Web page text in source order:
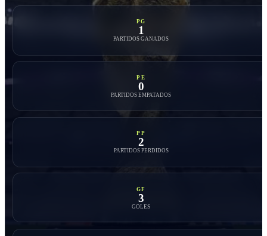
PG
1
PARTIDOS GANADOS
PE
0
PARTIDOS EMPATADOS
PP
2
PARTIDOS PERDIDOS
GF
3
GOLES